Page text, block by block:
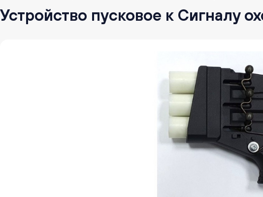
Устройство пусковое к Сигналу